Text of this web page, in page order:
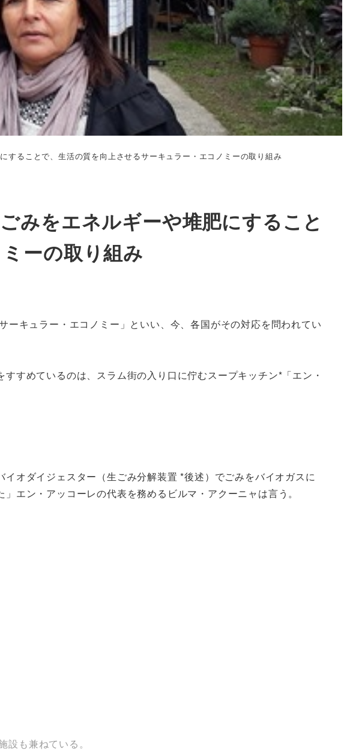
することで、生活の質を向上させるサーキュラー・エコノミーの取り組み
みをエネルギーや堆肥にすること
ーの取り組み
キュラー・エコノミー」といい、今、各国がその対応を問われてい
すめているのは、スラム街の入り口に佇むスープキッチン*「エン・
オダイジェスター（生ごみ分解装置 *後述）でごみをバイオガスに
エン・アッコーレの代表を務めるビルマ・アクーニャは言う。
設も兼ねている。